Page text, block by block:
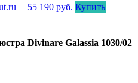
55 190 руб. Купить
Divinare Galassia 1030/02